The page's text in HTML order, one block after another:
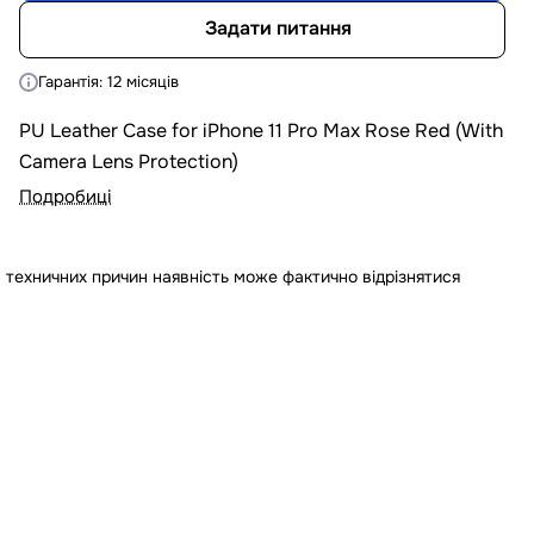
Задати питання
Гарантія: 12 місяців
PU Leather Case for iPhone 11 Pro Max Rose Red (With
Camera Lens Protection)
Подробиці
техничних причин наявність може фактично відрізнятися